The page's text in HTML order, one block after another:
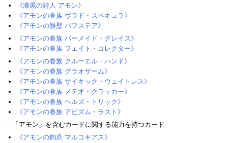
《漆黒の詩人 アモン》
《アモンの眷族 ヴラド・スペキュラ》
《アモンの難壁 バフステア》
《アモンの眷族 バーメイド・グレイス》
《アモンの眷族 フェイト・コレクター》
《アモンの眷族 クルーエル・ハンド》
《アモンの眷族 グラオザーム》
《アモンの眷族 サイキック・ウェイトレス》
《アモンの眷族 メテオ・クラッカー》
《アモンの眷族 ヘルズ・トリック》
《アモンの眷族 アビズム・ラスト》
―「アモン」を含むカードに関する能力を持つカード
《アモンの鉤爪 マルコキアス》